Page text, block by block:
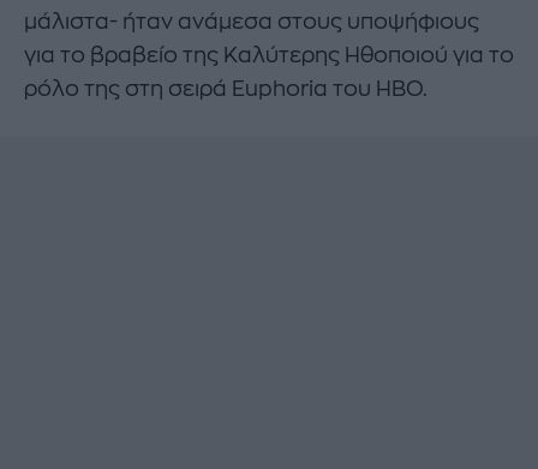
μάλιστα- ήταν ανάμεσα στους υποψήφιους
για το βραβείο της Καλύτερης Ηθοποιού για το
ρόλο της στη σειρά Euphoria του HBO.